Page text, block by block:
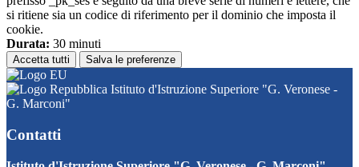
si ritiene sia un codice di riferimento per il dominio che imposta il
cookie.
Durata: 30 minuti
Accetta tutti Salva le preferenze
Istituto d'Istruzione Superiore "G. Veronese -
G. Marconi"
Contatti